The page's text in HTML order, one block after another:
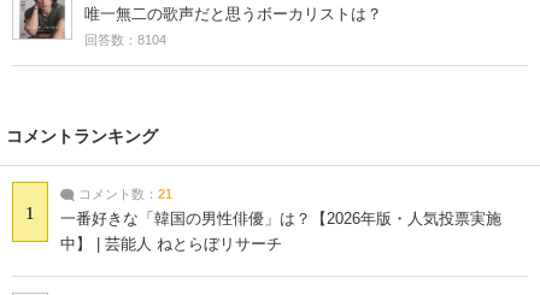
唯一無二の歌声だと思うボーカリストは？
回答数：8104
コメントランキング
1
コメント数： 21
一番好きな「韓国の男性俳優」は？【2026年版・人気投票実施
中】 | 芸能人 ねとらぼリサーチ